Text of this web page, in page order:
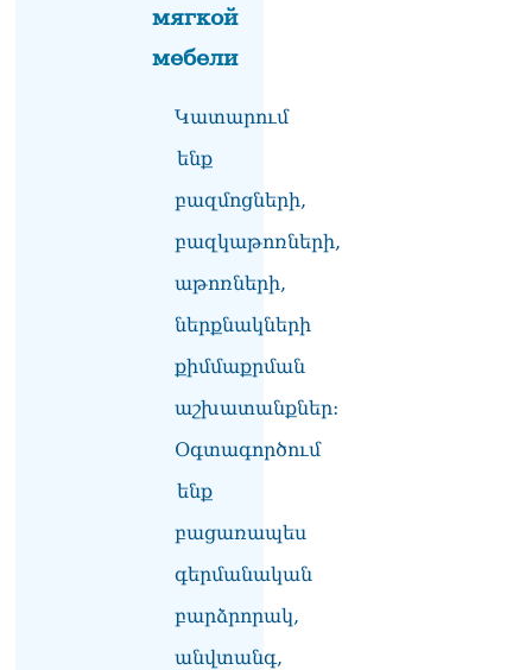
мягкой
мебели
Կատարում
ենք
բազմոցների,
բազկաթոռների,
աթոռների,
ներքնակների
քիմմաքրման
աշխատանքներ:
Օգտագործում
ենք
բացառապես
գերմանական
բարձրորակ,
անվտանգ,
քարտուղար
08.08.2026
Մոսկվային մոտեցող 9
խnցման մասին
Փաշինյանը զանգահարել է
Ալիևին
08.08.2026
«Ո՞վ է լինելու հաջորդ
հակառակորդը». Ռուզան
ազատություն ունես,
տանելի ռեժիմով»․